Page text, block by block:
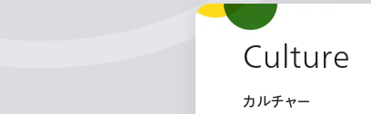
Culture
カルチャー